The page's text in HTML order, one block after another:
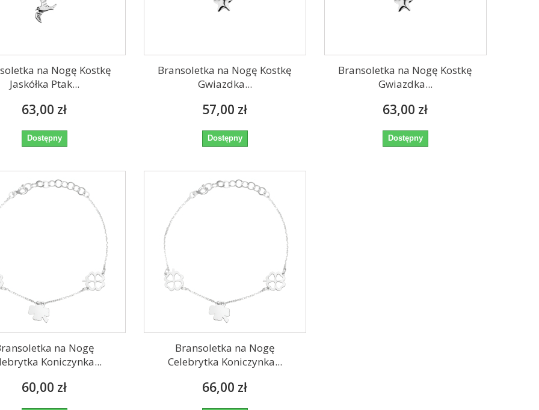
na Nogę Kostkę
Jaskółka Ptak...
63,00 zł
Dostępny
Bransoletka na Nogę Kostkę
Gwiazdka...
57,00 zł
Dostępny
Bransoletka na Nogę Kostkę
Gwiazdka...
63,00 zł
Dostępny
na Nogę
Koniczynka...
60,00 zł
Bransoletka na Nogę
Celebrytka Koniczynka...
66,00 zł